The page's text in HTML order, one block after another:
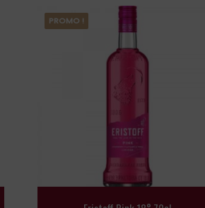
PROMO !